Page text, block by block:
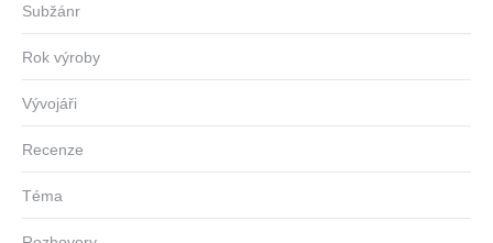
Subžánr
Rok výroby
Vývojáři
Recenze
Téma